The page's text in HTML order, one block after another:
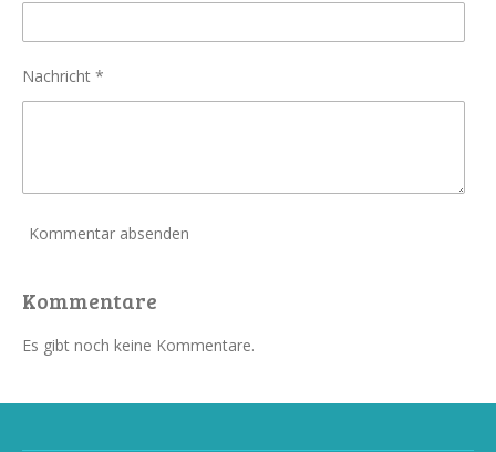
Nachricht *
Kommentar absenden
Kommentare
Es gibt noch keine Kommentare.